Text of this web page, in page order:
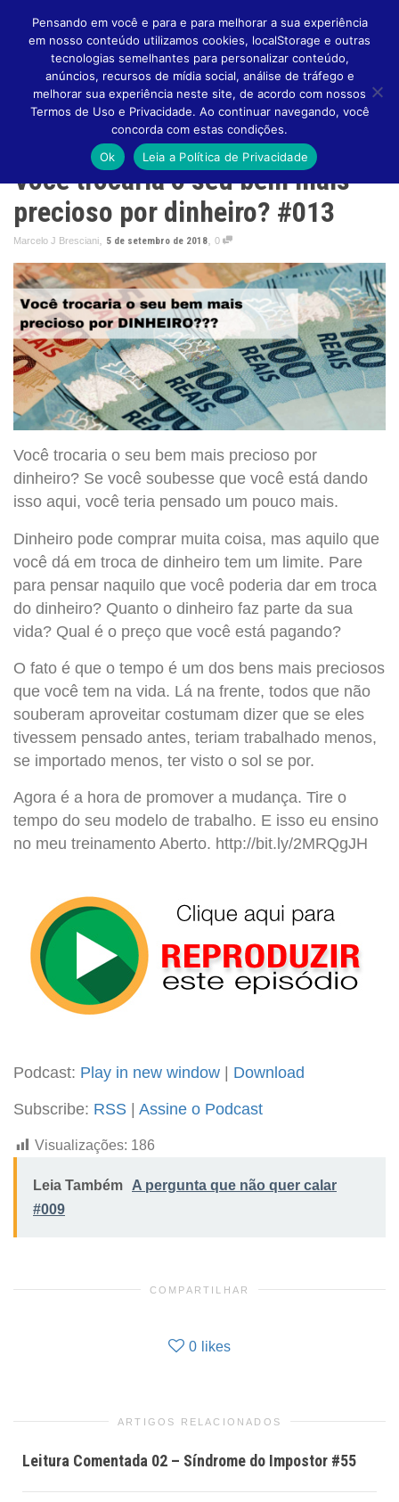
Você trocaria o seu bem mais
precioso por dinheiro? #013
Marcelo J Bresciani 5 de setembro de 2018 0
Você trocaria o seu bem mais precioso por
dinheiro? Se você soubesse que você está dando
isso aqui, você teria pensado um pouco mais.
Dinheiro pode comprar muita coisa, mas aquilo que
você dá em troca de dinheiro tem um limite. Pare
para pensar naquilo que você poderia dar em troca
do dinheiro? Quanto o dinheiro faz parte da sua
vida? Qual é o preço que você está pagando?
O fato é que o tempo é um dos bens mais preciosos
que você tem na vida. Lá na frente, todos que não
souberam aproveitar costumam dizer que se eles
tivessem pensado antes, teriam trabalhado menos,
se importado menos, ter visto o sol se por.
Agora é a hora de promover a mudança. Tire o
tempo do seu modelo de trabalho. E isso eu ensino
no meu treinamento Aberto. http://bit.ly/2MRQgJH
Podcast: Play in new window | Download
Subscribe: RSS Assine o Podcast
Visualizações: 186
Leia Também A pergunta que não quer calar
#009
COMPARTILHAR
0 likes
ARTIGOS RELACIONADOS
Leitura Comentada 02 – Síndrome do Impostor #55
Pensando em você e para e para melhorar a sua experiência
em nosso conteúdo utilizamos cookies, localStorage e outras
tecnologias semelhantes para personalizar conteúdo,
anúncios, recursos de mídia social, análise de tráfego e
melhorar sua experiência neste site, de acordo com nossos
Termos de Uso e Privacidade. Ao continuar navegando, você
concorda com estas condições.
Ok
Leia a Política de Privacidade